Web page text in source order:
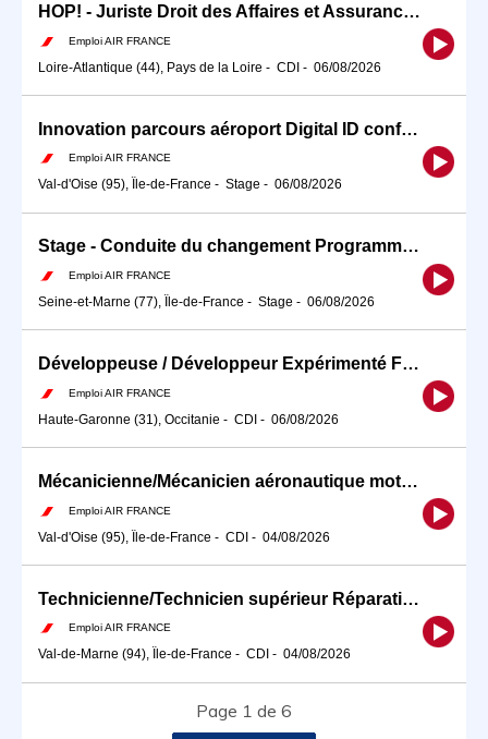
HOP! - Juriste Droit des Affaires et Assurances - Bouguenais (44) F/H
Emploi AIR FRANCE
Loire-Atlantique (44), Pays de la Loire - CDI - 06/08/2026
Innovation parcours aéroport Digital ID conformité voyage F/H
Emploi AIR FRANCE
Val-d'Oise (95), Île-de-France - Stage - 06/08/2026
Stage - Conduite du changement Programme ECLAIR F/H
Emploi AIR FRANCE
Seine-et-Marne (77), Île-de-France - Stage - 06/08/2026
Développeuse / Développeur Expérimenté Full Stack (Angular / Springboot) Air France Toulouse
Emploi AIR FRANCE
Haute-Garonne (31), Occitanie - CDI - 06/08/2026
Mécanicienne/Mécanicien aéronautique moteurs Banc d'Essai Réacteur F/H
Emploi AIR FRANCE
Val-d'Oise (95), Île-de-France - CDI - 04/08/2026
Technicienne/Technicien supérieur Réparations pièces moteurs F/H
Emploi AIR FRANCE
Val-de-Marne (94), Île-de-France - CDI - 04/08/2026
Page 1 de 6